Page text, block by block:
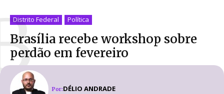
Distrito Federal Política
Brasília recebe workshop sobre
perdão em fevereiro
Por:DÉLIO ANDRADE